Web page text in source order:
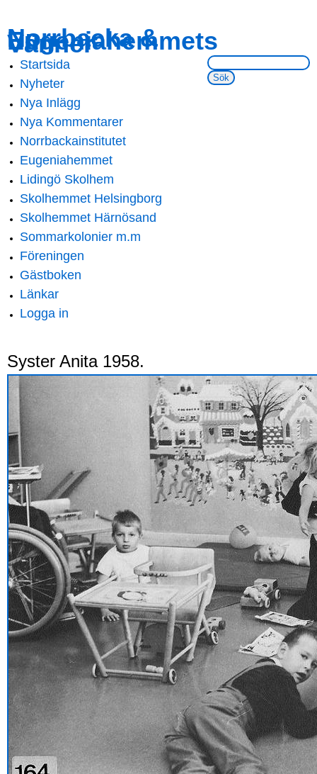
main
content
navigation
Norrbacka &
Eugeniahemmets
Vänner
Sök på webbsidan:
Main menu
Startsida
Nyheter
Nya Inlägg
Nya Kommentarer
Norrbackainstitutet
Eugeniahemmet
Lidingö Skolhem
Skolhemmet Helsingborg
Skolhemmet Härnösand
Sommarkolonier m.m
Föreningen
Gästboken
Länkar
Logga in
Syster Anita 1958.